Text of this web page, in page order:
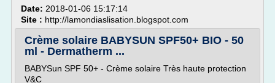
Date: 2018-01-06 15:17:14
Site : http://lamondiaslisation.blogspot.com
Crème solaire BABYSUN SPF50+ BIO - 50
ml - Dermatherm ...
BABYSun SPF 50+ - Crème solaire Très haute protection
V&C